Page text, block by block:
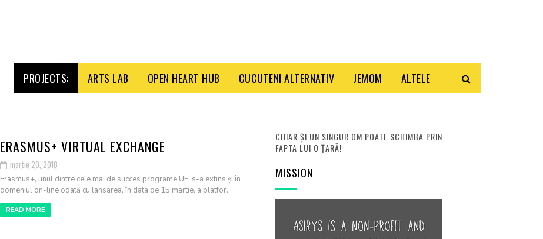
PROJECTS: ARTS LAB OPEN HEART HUB CUCUTENI ALTERNATIV JEMOM ALTELE
ERASMUS+ VIRTUAL EXCHANGE
martie 20, 2018
Erasmus+, unul dintre cele mai de succes programe UE, s-a extins și în
domeniul on-line odată cu lansarea, în data de 15 martie, a platfor...
READ MORE
CHIAR ȘI UN SINGUR OM POATE SCHIMBA PRIN
FAPTA LUI O ȚARĂ!
MISSION